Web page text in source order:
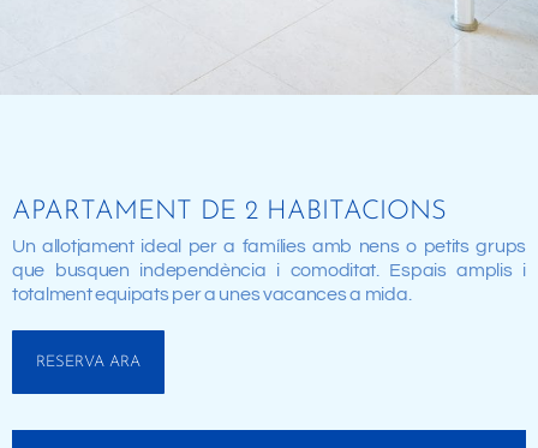
APARTAMENT DE 2 HABITACIONS
Un allotjament ideal per a famílies amb nens o petits grups
que busquen independència i comoditat. Espais amplis i
totalment equipats per a unes vacances a mida.
RESERVA ARA